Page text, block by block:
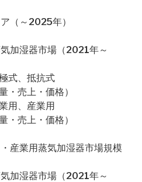
（～2025年）
加湿器市場（2021年～
式、抵抗式
・売上・価格）
用、産業用
・売上・価格）
産業用蒸気加湿器市場規模
加湿器市場（2021年～